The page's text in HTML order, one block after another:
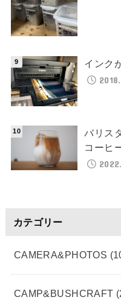
インク
バリス
コーヒ
カテゴリー
CAMERA&PHOTOS
CAMP&BUSHCRAFT